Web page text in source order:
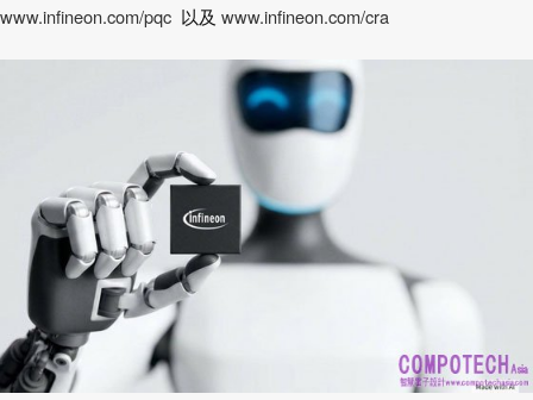
www.infineon.com/pqc 以及 www.infineon.com/cra